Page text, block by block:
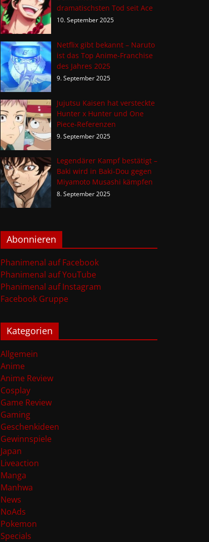
dramatischsten Tod seit Ace
10. September 2025
Netflix gibt bekannt – Naruto
ist das Top Anime-Franchise
des Jahres 2025
9. September 2025
Jujutsu Kaisen hat versteckte
Hunter x Hunter und One
Piece-Referenzen
9. September 2025
Legendärer Kampf bestätigt –
Baki wird in Baki-Dou gegen
Miyamoto Musashi kämpfen
8. September 2025
Abonnieren
Phanimenal auf Facebook
Phanimenal auf YouTube
Phanimenal auf Instagram
Facebook Gruppe
Kategorien
Allgemein
Anime
Anime Review
Cosplay
Game Review
Gaming
Geschenkideen
Gewinnspiele
Japan
Liveaction
Manga
Manhwa
News
NoAds
Pokemon
Specials